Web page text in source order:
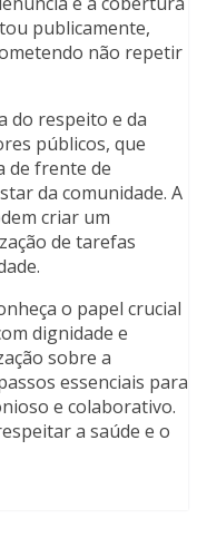
publicamente,
não repetir
do respeito e da
públicos, que
de frente de
da comunidade. A
criar um
de tarefas
o papel crucial
dignidade e
sobre a
essenciais para
e colaborativo.
a saúde e o